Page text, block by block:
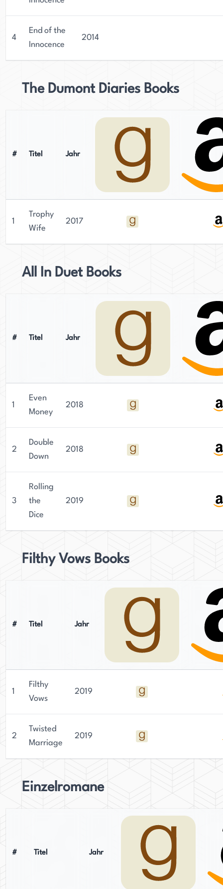
4
End of the
Innocence
2014
The Dumont Diaries Books
# Titel Jahr
1
Trophy
Wife
2017
All In Duet Books
# Titel Jahr
1
Even
Money
2018
2
Double
Down
2018
3
Rolling
the
Dice
2019
Filthy Vows Books
# Titel Jahr
1
Filthy
Vows
2019
2
Twisted
Marriage
2019
Einzelromane
# Titel Jahr